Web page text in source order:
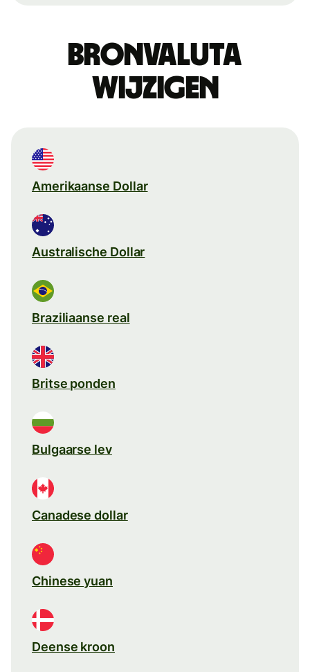
Bronvaluta
wijzigen
Amerikaanse Dollar
Australische Dollar
Braziliaanse real
Britse ponden
Bulgaarse lev
Canadese dollar
Chinese yuan
Deense kroon